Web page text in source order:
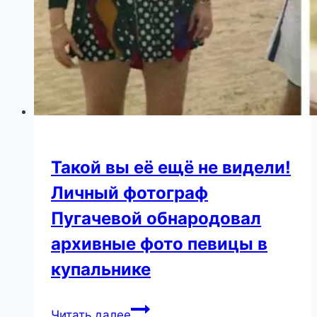
her
plastic
surgeries
Такой вы её ещё не видели!
Личный фотограф
Пугачевой обнародовал
архивные фото певицы в
купальнике
Такой